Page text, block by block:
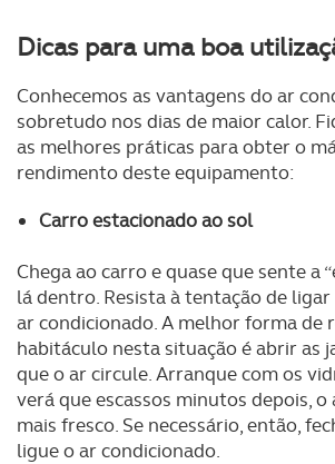
Dicas para uma boa
Conhecemos as vantagens do ar
sobretudo nos dias de maior calor.
as melhores práticas para obter o
rendimento deste equipamento:
Carro estacionado ao sol
Chega ao carro e quase que sente a
lá dentro. Resista à tentação de
ar condicionado. A melhor forma de
habitáculo nesta situação é abrir as
que o ar circule. Arranque com os
verá que escassos minutos depois,
mais fresco. Se necessário, então,
ligue o ar condicionado.